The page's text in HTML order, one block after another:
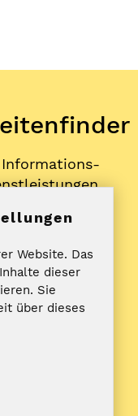
Informations­
in
Ihnen als
0070 0321
Website. Das
dieser
Sie
über dieses